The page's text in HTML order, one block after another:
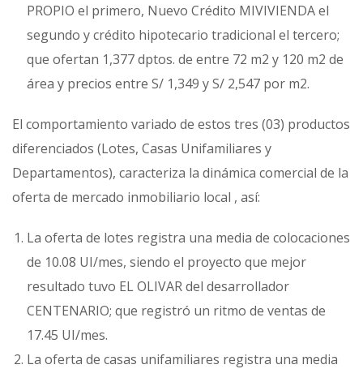
PROPIO el primero, Nuevo Crédito MIVIVIENDA el
segundo y crédito hipotecario tradicional el tercero;
que ofertan 1,377 dptos. de entre 72 m2 y 120 m2 de
área y precios entre S/ 1,349 y S/ 2,547 por m2.
El comportamiento variado de estos tres (03) productos
diferenciados (Lotes, Casas Unifamiliares y
Departamentos), caracteriza la dinámica comercial de la
oferta de mercado inmobiliario local , así:
La oferta de lotes registra una media de colocaciones
de 10.08 UI/mes, siendo el proyecto que mejor
resultado tuvo EL OLIVAR del desarrollador
CENTENARIO; que registró un ritmo de ventas de
17.45 UI/mes.
La oferta de casas unifamiliares registra una media